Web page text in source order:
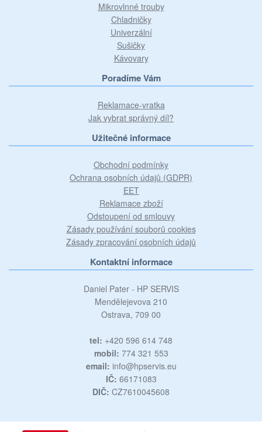
Mikrovlnné trouby
Chladničky
Univerzální
Sušičky
Kávovary
Poradíme Vám
Reklamace-vratka
Jak vybrat správný díl?
Užitečné informace
Obchodní podmínky
Ochrana osobních údajů (GDPR)
EET
Reklamace zboží
Odstoupení od smlouvy
Zásady používání souborů cookies
Zásady zpracování osobních údajů
Kontaktní informace
Daniel Pater - HP SERVIS
Mendělejevova 210
Ostrava, 709 00
tel: +420 596 614 748
mobil: 774 321 553
email: info@hpservis.eu
IČ: 66171083
DIČ: CZ7610045608